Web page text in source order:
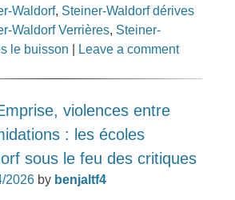
Waldorf, Steiner-Waldorf dérives
Waldorf Verrières, Steiner-
le buisson
Leave a comment
violences entre
: les écoles
sous le feu des critiques
2026 by benjaltf4